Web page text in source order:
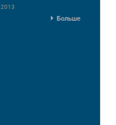
2013
Больше